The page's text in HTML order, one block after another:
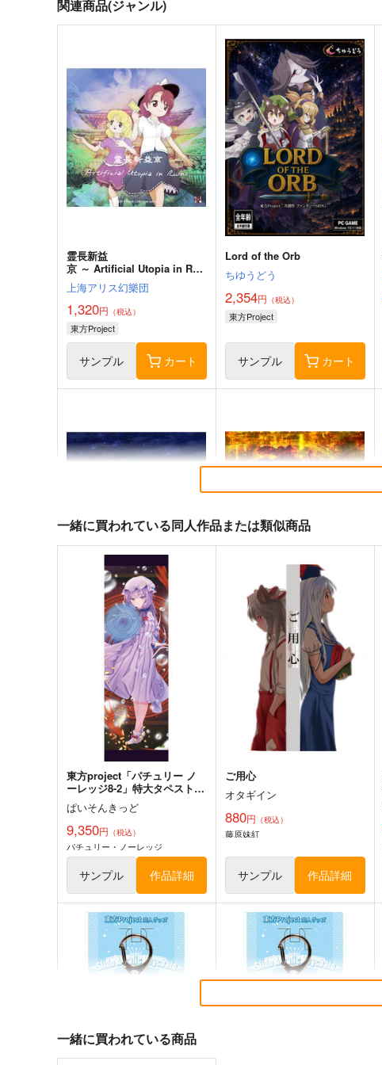
関連商品(ジャンル)
霊長新益
京 ～ Artificial Utopia in Rui
ns.
上海アリス幻樂団
1,320円 （税込）
東方Project
サンプル カート
Lord of the Orb
ちゆうどう
2,354円 （税込）
東方Project
サンプル カート
滅 ～ The Truth of the Cessa
tion of Dukkha
Demetori
円（税込）
東方Project 博麗霊夢
サンプル カート
東方剛欲異聞～水没した沈愁
黄昏フロンティア
円（税込）
東方Project
サンプル カート
2,750円（税込）
東方Project
そだててYU→MA
ババソイヤー
一緒に買われている同人作品または類似商品
東方project「パチュリー ノ
ーレッジ8-2」特大タペストリ
ー
ぱいそんきっど
9,350円 （税込）
パチュリー・ノーレッジ
サンプル 作品詳細
ご用心
オタギイン
880円 （税込）
藤原妹紅
サンプル 作品詳細
一緒に買われている商品